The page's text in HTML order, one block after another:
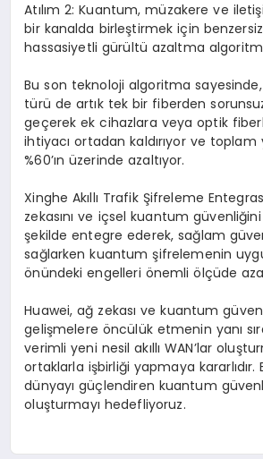
Atılım 2: Kuantum, müzakere ve
bir kanalda birleştirmek için
hassasiyetli gürültü azaltma
Bu son teknoloji algoritma
türü de artık tek bir fiberden
geçerek ek cihazlara veya optik
ihtiyacı ortadan kaldırıyor ve toplam
%60’ın üzerinde azaltıyor.
Xinghe Akıllı Trafik Şifreleme
zekasını ve içsel kuantum
şekilde entegre ederek, sağlam
sağlarken kuantum şifrelemenin
önündeki engelleri önemli ölçüde
Huawei, ağ zekası ve kuantum
gelişmelere öncülük etmenin yanı
verimli yeni nesil akıllı WAN’lar
ortaklarla işbirliği yapmaya kararlıdır.
dünyayı güçlendiren kuantum
oluşturmayı hedefliyoruz.